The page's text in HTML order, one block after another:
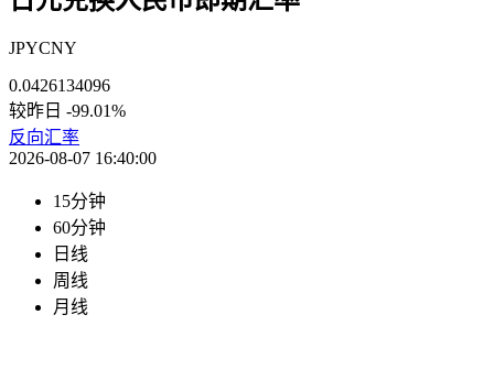
JPYCNY
0.0426134096
较昨日 -99.01%
反向汇率
2026-08-07 16:40:00
15分钟
60分钟
日线
周线
月线